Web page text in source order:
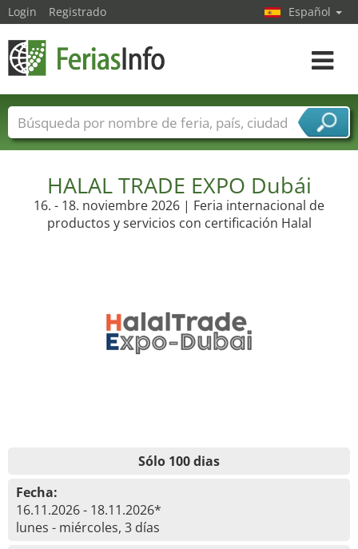
HALAL TRADE EXPO Dubái
16. - 18. noviembre 2026 | Feria internacional de
productos y servicios con certificación Halal
Sólo 100 dias
Fecha:
16.11.2026 - 18.11.2026*
lunes - miércoles, 3 días
Login Registrado Español
toggle
Nombres de ferias Países
Ciudades
Sectores de proveedor de servicios